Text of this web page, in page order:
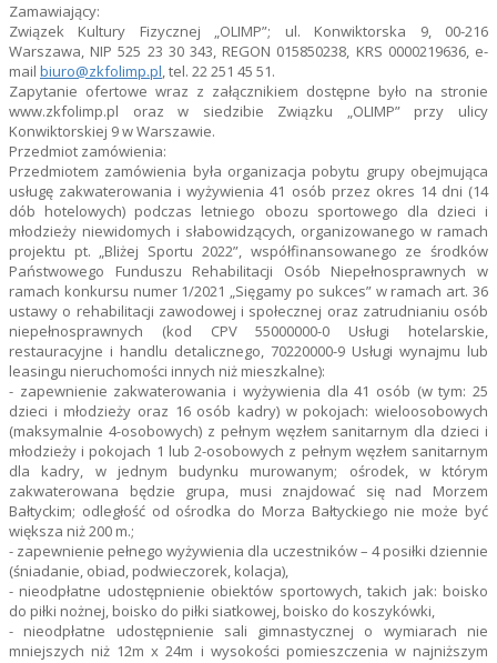
Zamawiający:
Związek Kultury Fizycznej „OLIMP”; ul. Konwiktorska 9, 00-216
Warszawa, NIP 525 23 30 343, REGON 015850238, KRS 0000219636, e-
mail biuro@zkfolimp.pl, tel. 22 251 45 51.
Zapytanie ofertowe wraz z załącznikiem dostępne było na stronie
www.zkfolimp.pl oraz w siedzibie Związku „OLIMP” przy ulicy
Konwiktorskiej 9 w Warszawie.
Przedmiot zamówienia:
Przedmiotem zamówienia była organizacja pobytu grupy obejmująca
usługę zakwaterowania i wyżywienia 41 osób przez okres 14 dni (14
dób hotelowych) podczas letniego obozu sportowego dla dzieci i
młodzieży niewidomych i słabowidzących, organizowanego w ramach
projektu pt. „Bliżej Sportu 2022”, współfinansowanego ze środków
Państwowego Funduszu Rehabilitacji Osób Niepełnosprawnych w
ramach konkursu numer 1/2021 „Sięgamy po sukces” w ramach art. 36
ustawy o rehabilitacji zawodowej i społecznej oraz zatrudnianiu osób
niepełnosprawnych (kod CPV 55000000-0 Usługi hotelarskie,
restauracyjne i handlu detalicznego, 70220000-9 Usługi wynajmu lub
leasingu nieruchomości innych niż mieszkalne):
- zapewnienie zakwaterowania i wyżywienia dla 41 osób (w tym: 25
dzieci i młodzieży oraz 16 osób kadry) w pokojach: wieloosobowych
(maksymalnie 4-osobowych) z pełnym węzłem sanitarnym dla dzieci i
młodzieży i pokojach 1 lub 2-osobowych z pełnym węzłem sanitarnym
dla kadry, w jednym budynku murowanym; ośrodek, w którym
zakwaterowana będzie grupa, musi znajdować się nad Morzem
Bałtyckim; odległość od ośrodka do Morza Bałtyckiego nie może być
większa niż 200 m.;
- zapewnienie pełnego wyżywienia dla uczestników – 4 posiłki dziennie
(śniadanie, obiad, podwieczorek, kolacja),
- nieodpłatne udostępnienie obiektów sportowych, takich jak: boisko
do piłki nożnej, boisko do piłki siatkowej, boisko do koszykówki,
- nieodpłatne udostępnienie sali gimnastycznej o wymiarach nie
mniejszych niż 12m x 24m i wysokości pomieszczenia w najniższym